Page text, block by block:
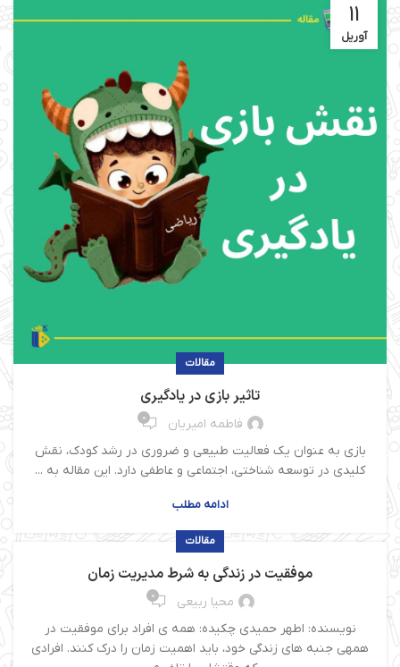
11
آوریل
مقالات
تاثیر بازی در یادگیری
فاطمه امیریان 0
بازی به عنوان یک فعالیت طبیعی و ضروری در رشد کودک، نقش
کلیدی در توسعه شناختی، اجتماعی و عاطفی دارد. این مقاله به ...
ادامه مطلب
مقالات
موفقیت در زندگی به شرط مدیریت زمان
محیا ربیعی 0
نویسنده: اطهر حمیدی چکیده: همه ی افراد برای موفقیت در
همهی جنبه های زندگی خود، باید اهمیت زمان را درک کنند. افرادی